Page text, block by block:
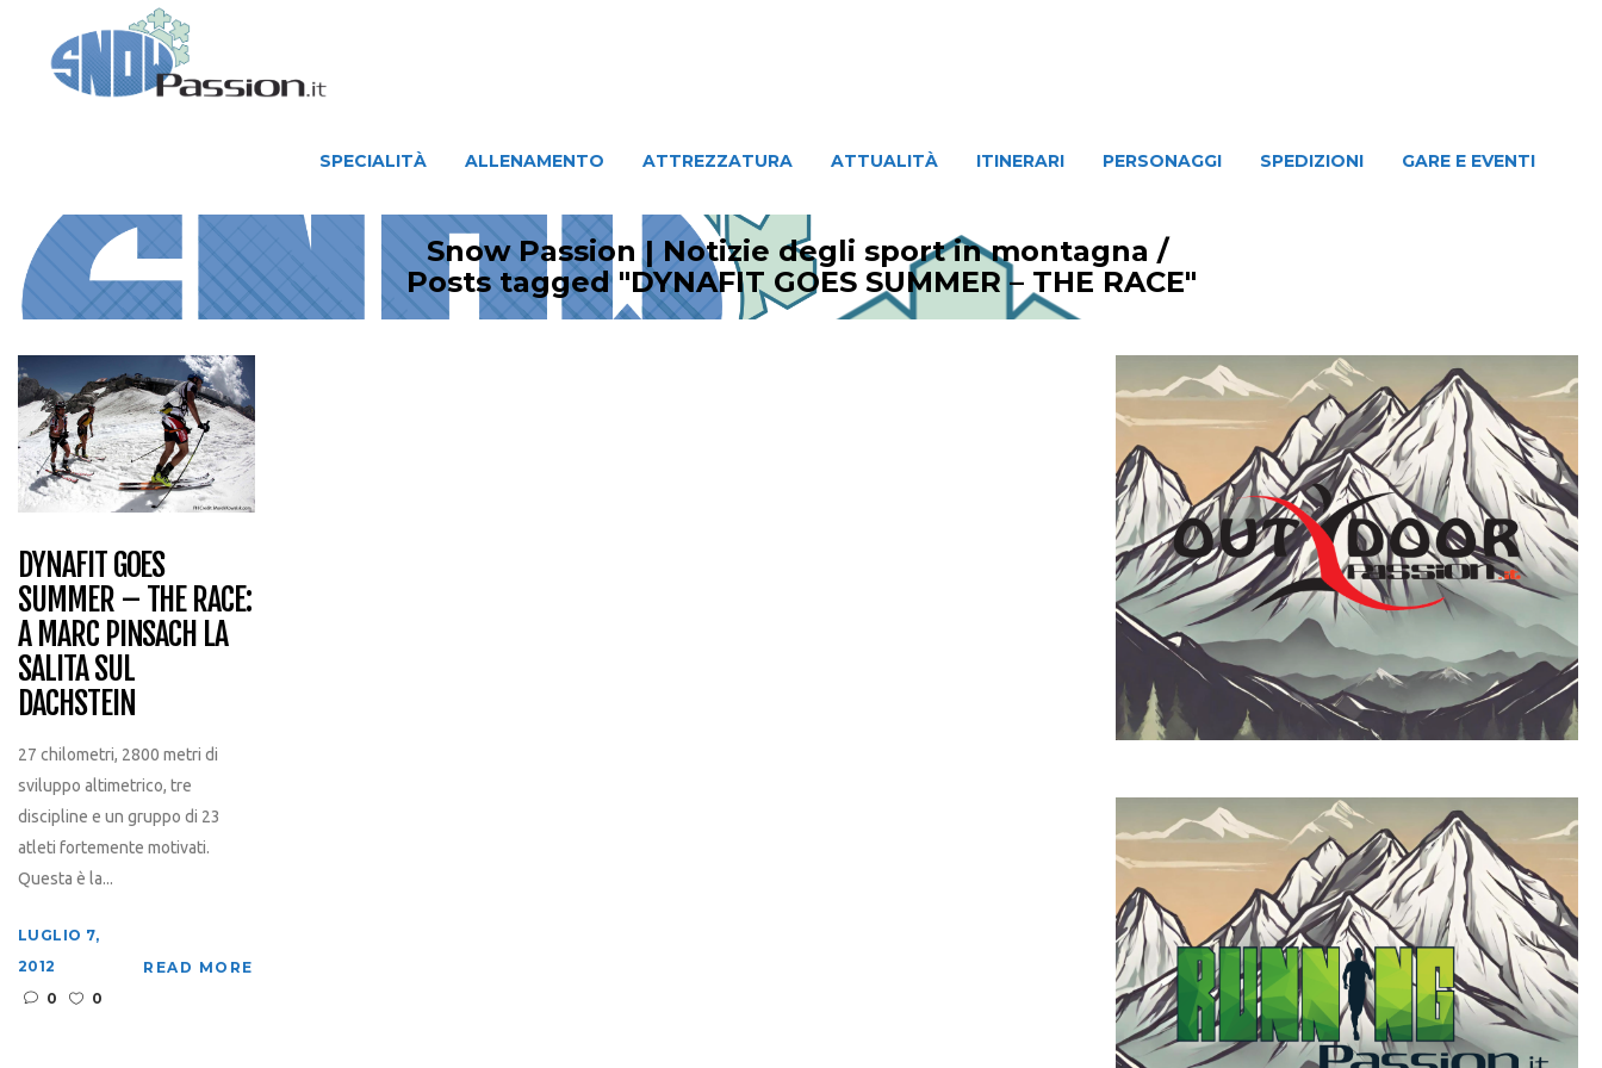
SPECIALITÀ ALLENAMENTO ATTREZZATURA ATTUALITÀ ITINERARI PERSONAGGI SPEDIZIONI GARE E EVENTI
Snow Passion | Notizie degli sport in montagna /
Posts tagged "DYNAFIT GOES SUMMER – THE RACE"
DYNAFIT GOES
SUMMER – THE RACE:
A MARC PINSACH LA
SALITA SUL
DACHSTEIN
27 chilometri, 2800 metri di
sviluppo altimetrico, tre
discipline e un gruppo di 23
atleti fortemente motivati.
Questa è la...
LUGLIO 7,
2012
0
0
READ MORE